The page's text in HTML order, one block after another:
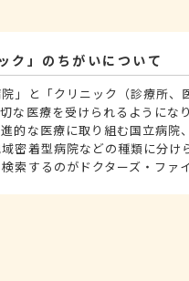
ク」のちがいについて
」と「クリニック（診療所
な医療を受けられるように
的な医療に取り組む国立病
密着型病院などの種類に分け
索するのがドクターズ・ファ